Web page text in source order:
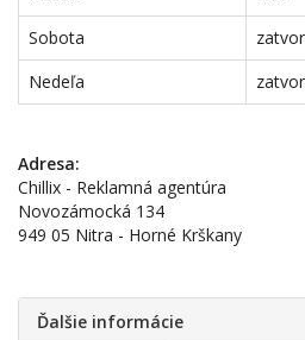
Sobota
Nedeľa
Adresa:
Chillix - Reklamná agentúra
Novozámocká 134
949 05 Nitra - Horné Krškany
Ďalšie informácie